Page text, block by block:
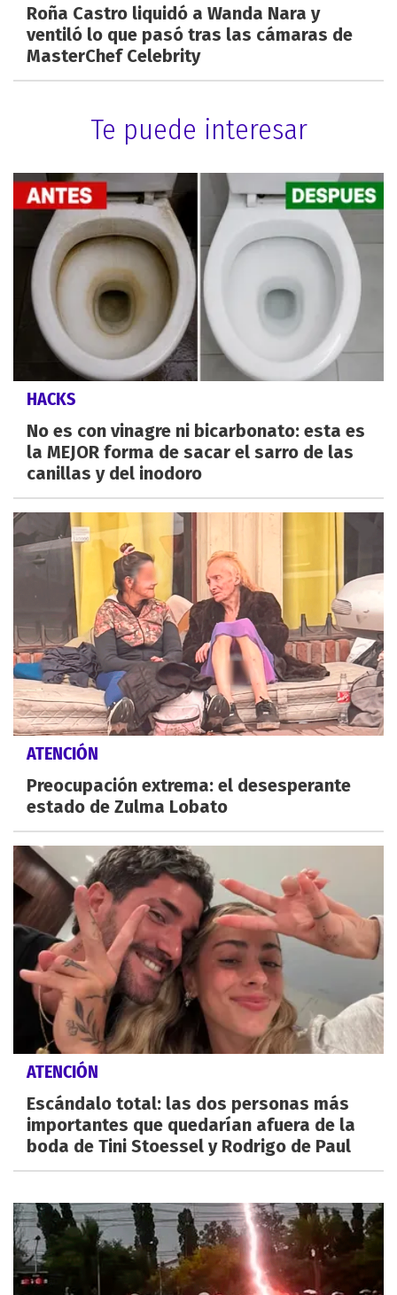
Roña Castro liquidó a Wanda Nara y
ventiló lo que pasó tras las cámaras de
MasterChef Celebrity
Te puede interesar
HACKS
No es con vinagre ni bicarbonato: esta es
la MEJOR forma de sacar el sarro de las
canillas y del inodoro
ATENCIÓN
Preocupación extrema: el desesperante
estado de Zulma Lobato
ATENCIÓN
Escándalo total: las dos personas más
importantes que quedarían afuera de la
boda de Tini Stoessel y Rodrigo de Paul